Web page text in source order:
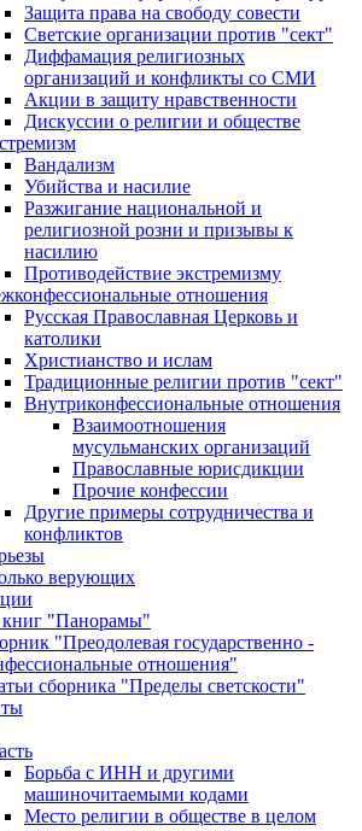
Защита права на свободу совести
Светские организации против "сект"
Диффамация религиозных
организаций и конфликты со СМИ
Акции в защиту нравственности
Дискуссии о религии и обществе
Вандализм
Убийства и насилие
Разжигание национальной и
религиозной розни и призывы к
насилию
Противодействие экстремизму
отношения
Русская Православная Церковь и
католики
Христианство и ислам
Традиционные религии против "сект"
Внутриконфессиональные отношения
Взаимоотношения
мусульманских организаций
Православные юрисдикции
Прочие конфессии
Другие примеры сотрудничества и
конфликтов
верующих
"Панорамы"
"Преодолевая государственно -
отношения"
сборника "Пределы светскости"
Борьба с ИНН и другими
машиночитаемыми кодами
Место религии в обществе в целом